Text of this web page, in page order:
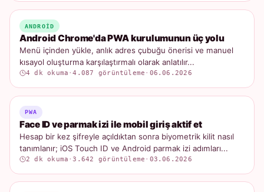
ANDROID
Android Chrome'da PWA kurulumunun üç yolu
Menü içinden yükle, anlık adres çubuğu önerisi ve manuel
kısayol oluşturma karşılaştırmalı olarak anlatılır...
4 dk okuma ·4.087 görüntüleme · 06.06.2026
PWA
Face ID ve parmak izi ile mobil giriş aktif et
Hesap bir kez şifreyle açıldıktan sonra biyometrik kilit nasıl
tanımlanır; iOS Touch ID ve Android parmak izi adımları...
2 dk okuma ·3.642 görüntüleme · 03.06.2026